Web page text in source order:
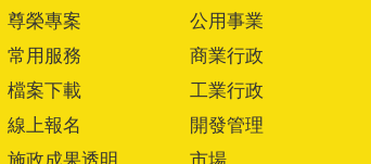
尊榮專案
常用服務
檔案下載
線上報名
公用事業
商業行政
工業行政
開發管理